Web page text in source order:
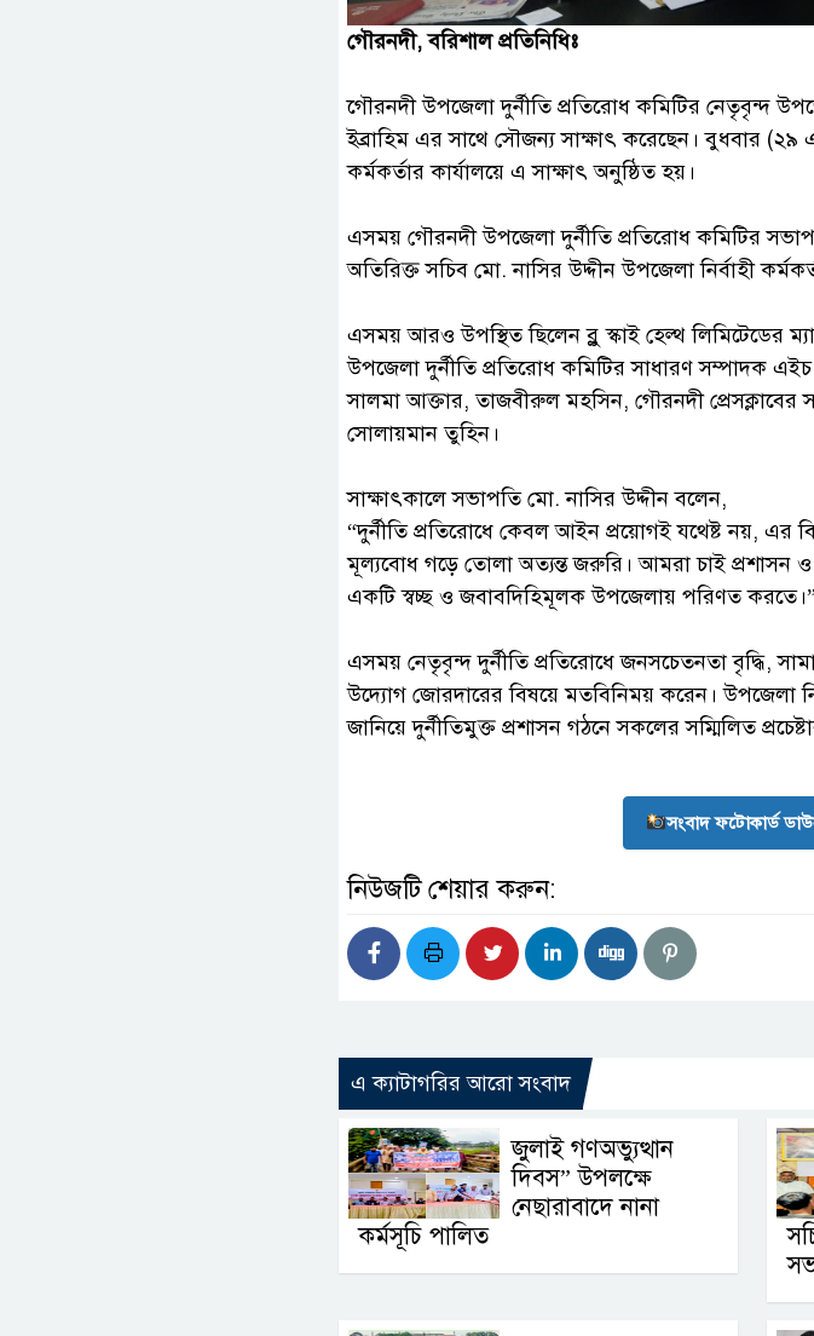
গৌরনদী, বরিশাল প্রতিনিধিঃ
‎গৌরনদী উপজেলা দুর্নীতি প্রতিরোধ কমিটির নেতৃবৃন্দ
ইব্রাহিম এর সাথে সৌজন্য সাক্ষাৎ করেছেন। বুধবার (২৯
কর্মকর্তার কার্যালয়ে এ সাক্ষাৎ অনুষ্ঠিত হয়।
‎এসময় গৌরনদী উপজেলা দুর্নীতি প্রতিরোধ কমিটির
অতিরিক্ত সচিব মো. নাসির উদ্দীন উপজেলা নির্বাহী
‎এসময় আরও উপস্থিত ছিলেন ব্লু স্কাই হেল্থ লিমিটেডের
উপজেলা দুর্নীতি প্রতিরোধ কমিটির সাধারণ সম্পাদক
সালমা আক্তার, তাজবীরুল মহসিন, গৌরনদী
সোলায়মান তুহিন।
‎সাক্ষাৎকালে সভাপতি মো. নাসির উদ্দীন বলেন,
‎“দুর্নীতি প্রতিরোধে কেবল আইন প্রয়োগই যথেষ্ট নয়, এর
মূল্যবোধ গড়ে তোলা অত্যন্ত জরুরি। আমরা চাই প্রশাসন
একটি স্বচ্ছ ও জবাবদিহিমূলক উপজেলায় পরিণত করতে।”
‎এসময় নেতৃবৃন্দ দুর্নীতি প্রতিরোধে জনসচেতনতা বৃদ্ধি,
উদ্যোগ জোরদারের বিষয়ে মতবিনিময় করেন। উপজেলা
জানিয়ে দুর্নীতিমুক্ত প্রশাসন গঠনে সকলের সম্মিলিত
সংবাদ ফটোকার্ড
নিউজটি শেয়ার করুন:
এ ক্যাটাগরির আরো সংবাদ
জুলাই গণঅভ্যুত্থান
দিবস” উপলক্ষে
নেছারাবাদে নানা
কর্মসূচি পালিত